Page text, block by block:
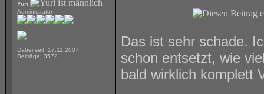
Yuri
Administrator
Dabei seit: 17.11.2007
Beiträge: 3572
Das ist sehr schade.
schon entsetzt, wie
bald wirklich komplett